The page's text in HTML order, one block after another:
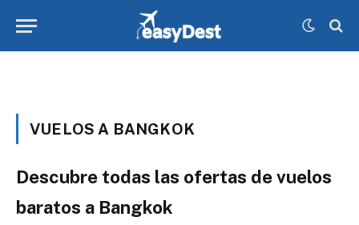
VUELOS A BANGKOK
Descubre todas las ofertas de vuelos
baratos a Bangkok